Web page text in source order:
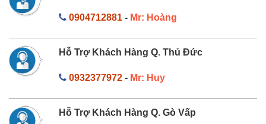
0904712881- Mr: Hoàng
Hỗ Trợ Khách Hàng Q. Thủ Đức
0932377972- Mr: Huy
Hỗ Trợ Khách Hàng Q. Gò Vấp